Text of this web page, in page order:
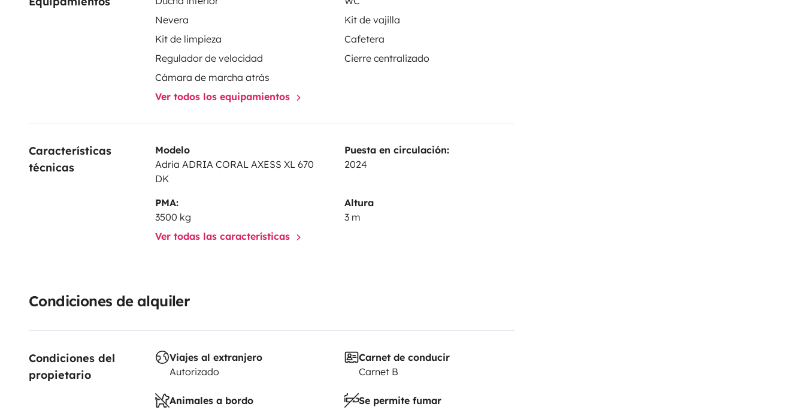
Nevera
Kit de vajilla
Kit de limpieza
Cafetera
Regulador de velocidad
Cierre centralizado
Cámara de marcha atrás
Ver todos los equipamientos
Características
técnicas
Modelo
Adria ADRIA CORAL AXESS XL 670
DK
Puesta en circulación:
2024
PMA:
3500 kg
Altura
3 m
Ver todas las características
Condiciones de alquiler
Condiciones del
propietario
Viajes al extranjero
Autorizado
Carnet de conducir
Carnet B
Animales a bordo
Se permite fumar